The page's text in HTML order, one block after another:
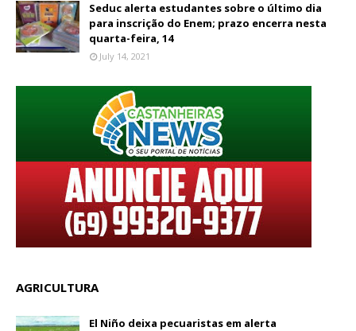
Seduc alerta estudantes sobre o último dia
para inscrição do Enem; prazo encerra nesta
quarta-feira, 14
July 14, 2021
AGRICULTURA
El Niño deixa pecuaristas em alerta